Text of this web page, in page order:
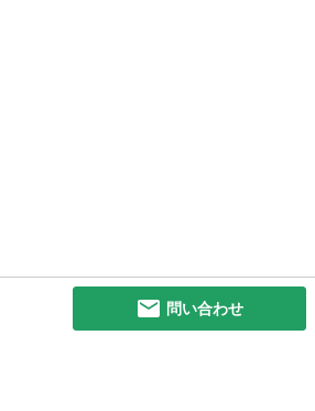
問い合わせ